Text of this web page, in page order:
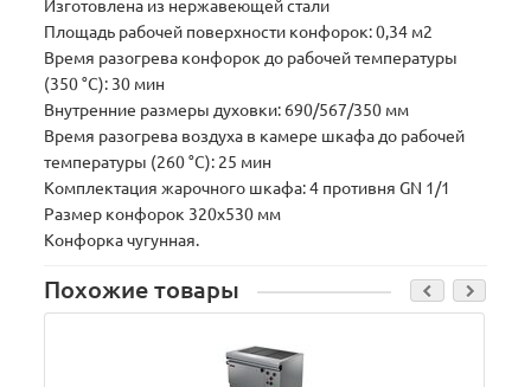
Изготовлена из нержавеющей стали
Площадь рабочей поверхности конфорок: 0,34 м2
Время разогрева конфорок до рабочей температуры
(350 °С): 30 мин
Внутренние размеры духовки: 690/567/350 мм
Время разогрева воздуха в камере шкафа до рабочей
температуры (260 °С): 25 мин
Комплектация жарочного шкафа: 4 противня GN 1/1
Размер конфорок 320x530 мм
Конфорка чугунная.
Похожие товары